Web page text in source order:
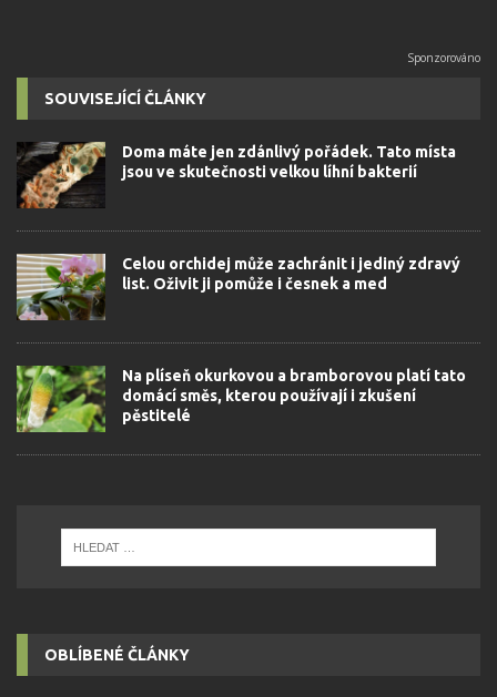
SOUVISEJÍCÍ ČLÁNKY
Doma máte jen zdánlivý pořádek. Tato místa
jsou ve skutečnosti velkou líhní bakterií
Celou orchidej může zachránit i jediný zdravý
list. Oživit ji pomůže i česnek a med
Na plíseň okurkovou a bramborovou platí tato
domácí směs, kterou používají i zkušení
pěstitelé
OBLÍBENÉ ČLÁNKY